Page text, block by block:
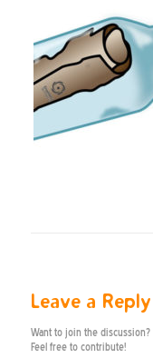
Leave a Reply
Want to join the discussion?
Feel free to contribute!